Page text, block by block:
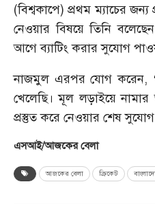
(বিশ্বকাপে) প্রথম ম্যাচের জন্য
নেওয়ার বিষয়ে তিনি
আগে ব্যাটিং করার সুযোগ
নাজমুল এরপর যোগ করেন,
খেলেছি। মূল লড়াইয়ে
প্রস্তুত করে নেওয়ার শেষ
এসআই/আজকের বেলা
আজকের বেলা ক্রিকেট